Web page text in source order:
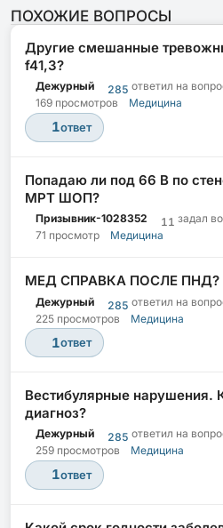
ПОХОЖИЕ ВОПРОСЫ
Другие смешанные
f41,3?
Дежурный 285 ответил на
169 просмотров
Медицина
1ответ
Попадаю ли под 66 В по
МРТ ШОП?
Призывник-1028352 11 задал
71 просмотр
Медицина
МЕД СПРАВКА ПОСЛЕ ПНД?
Дежурный 285 ответил на
225 просмотров
Медицина
1ответ
Вестибулярные нарушения.
диагноз?
Дежурный 285 ответил на
259 просмотров
Медицина
1ответ